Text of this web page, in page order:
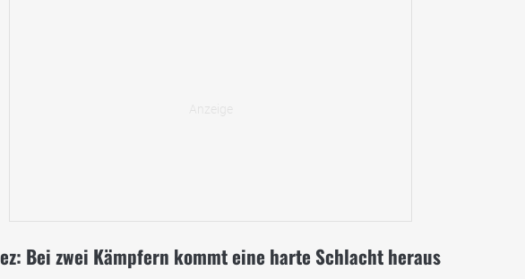
Bei zwei Kämpfern kommt eine harte Schlacht heraus